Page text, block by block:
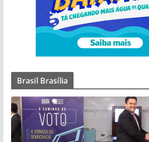
Brasil Brasília